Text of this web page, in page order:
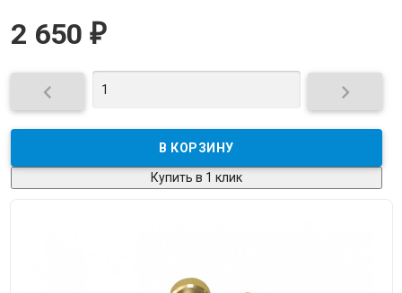
2 650 ₽
 
Купить в 1 клик